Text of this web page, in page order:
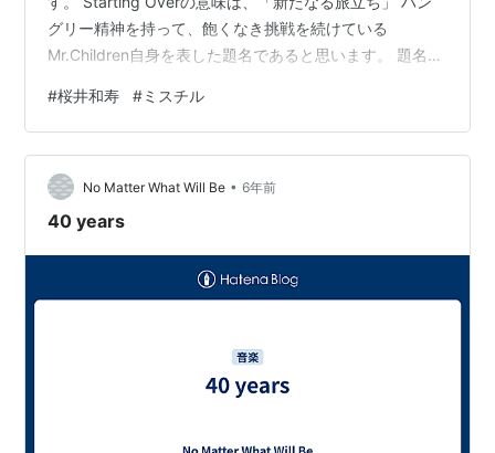
グリー精神を持って、飽くなき挑戦を続けている
Mr.Children自身を表した題名であると思います。 題名だ
かがえます。 では、歌詞を見ていきましょう。 ※このブ
ログに書かれていることは、あくまで個人的な見解で
す。 桜井さんの本意をあぶり出そうというよりは、私の
勝手な解釈を楽しんでいただくためのものです。 なの
で、「なるほど！ちなみに私はこう思ってます！」とい
#桜井和寿 #ミスチル
No Matter What Will Be • 6年前
40 years